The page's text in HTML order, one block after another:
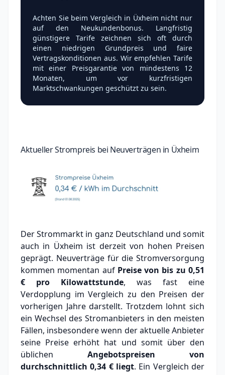
Achten Sie beim Vergleich in Üxheim nicht nur
auf den Neukundenbonus. Langfristig
günstigere Tarife zeichnen sich oft durch
einen niedrigen Grundpreis und faire
Vertragskonditionen aus. Wir empfehlen Tarife
mit einer Preisgarantie von mindestens 12
Monaten, um vor kurzfristigen
Marktschwankungen geschützt zu sein.
Aktueller Strompreis bei Neuverträgen in Üxheim
Der Strommarkt in ganz Deutschland und somit
auch in Üxheim ist derzeit von hohen Preisen
geprägt. Neuverträge für die Stromversorgung
kommen momentan auf Preise von bis zu0,51
€ pro Kilowattstunde, was fast eine
Verdopplung im Vergleich zu den Preisen der
vorherigen Jahre darstellt. Trotzdem lohnt sich
ein Wechsel des Stromanbieters in den meisten
Fällen, insbesondere wenn der aktuelle Anbieter
seine Preise erhöht hat und somit über den
üblichen Angebotspreisen von
durchschnittlich0,34 €liegt. Ein Vergleich der